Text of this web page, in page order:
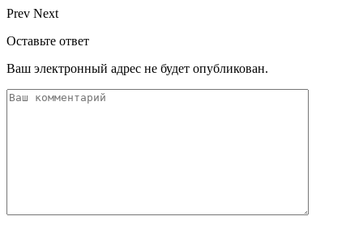
Prev Next
Оставьте ответ
Ваш электронный адрес не будет опубликован.